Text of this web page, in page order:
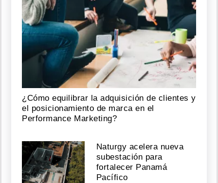
¿Cómo equilibrar la adquisición de clientes y
el posicionamiento de marca en el
Performance Marketing?
Naturgy acelera nueva
subestación para
fortalecer Panamá
Pacífico